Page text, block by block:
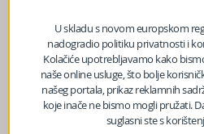
prethodni članak
Istraživači u Hercegovini
U skladu s novom europskom
nadogradio politiku privatnosti i
Kolačiće upotrebljavamo kako
naše online usluge, što bolje
našeg portala, prikaz reklamnih
koje inače ne bismo mogli pružati.
suglasni ste s